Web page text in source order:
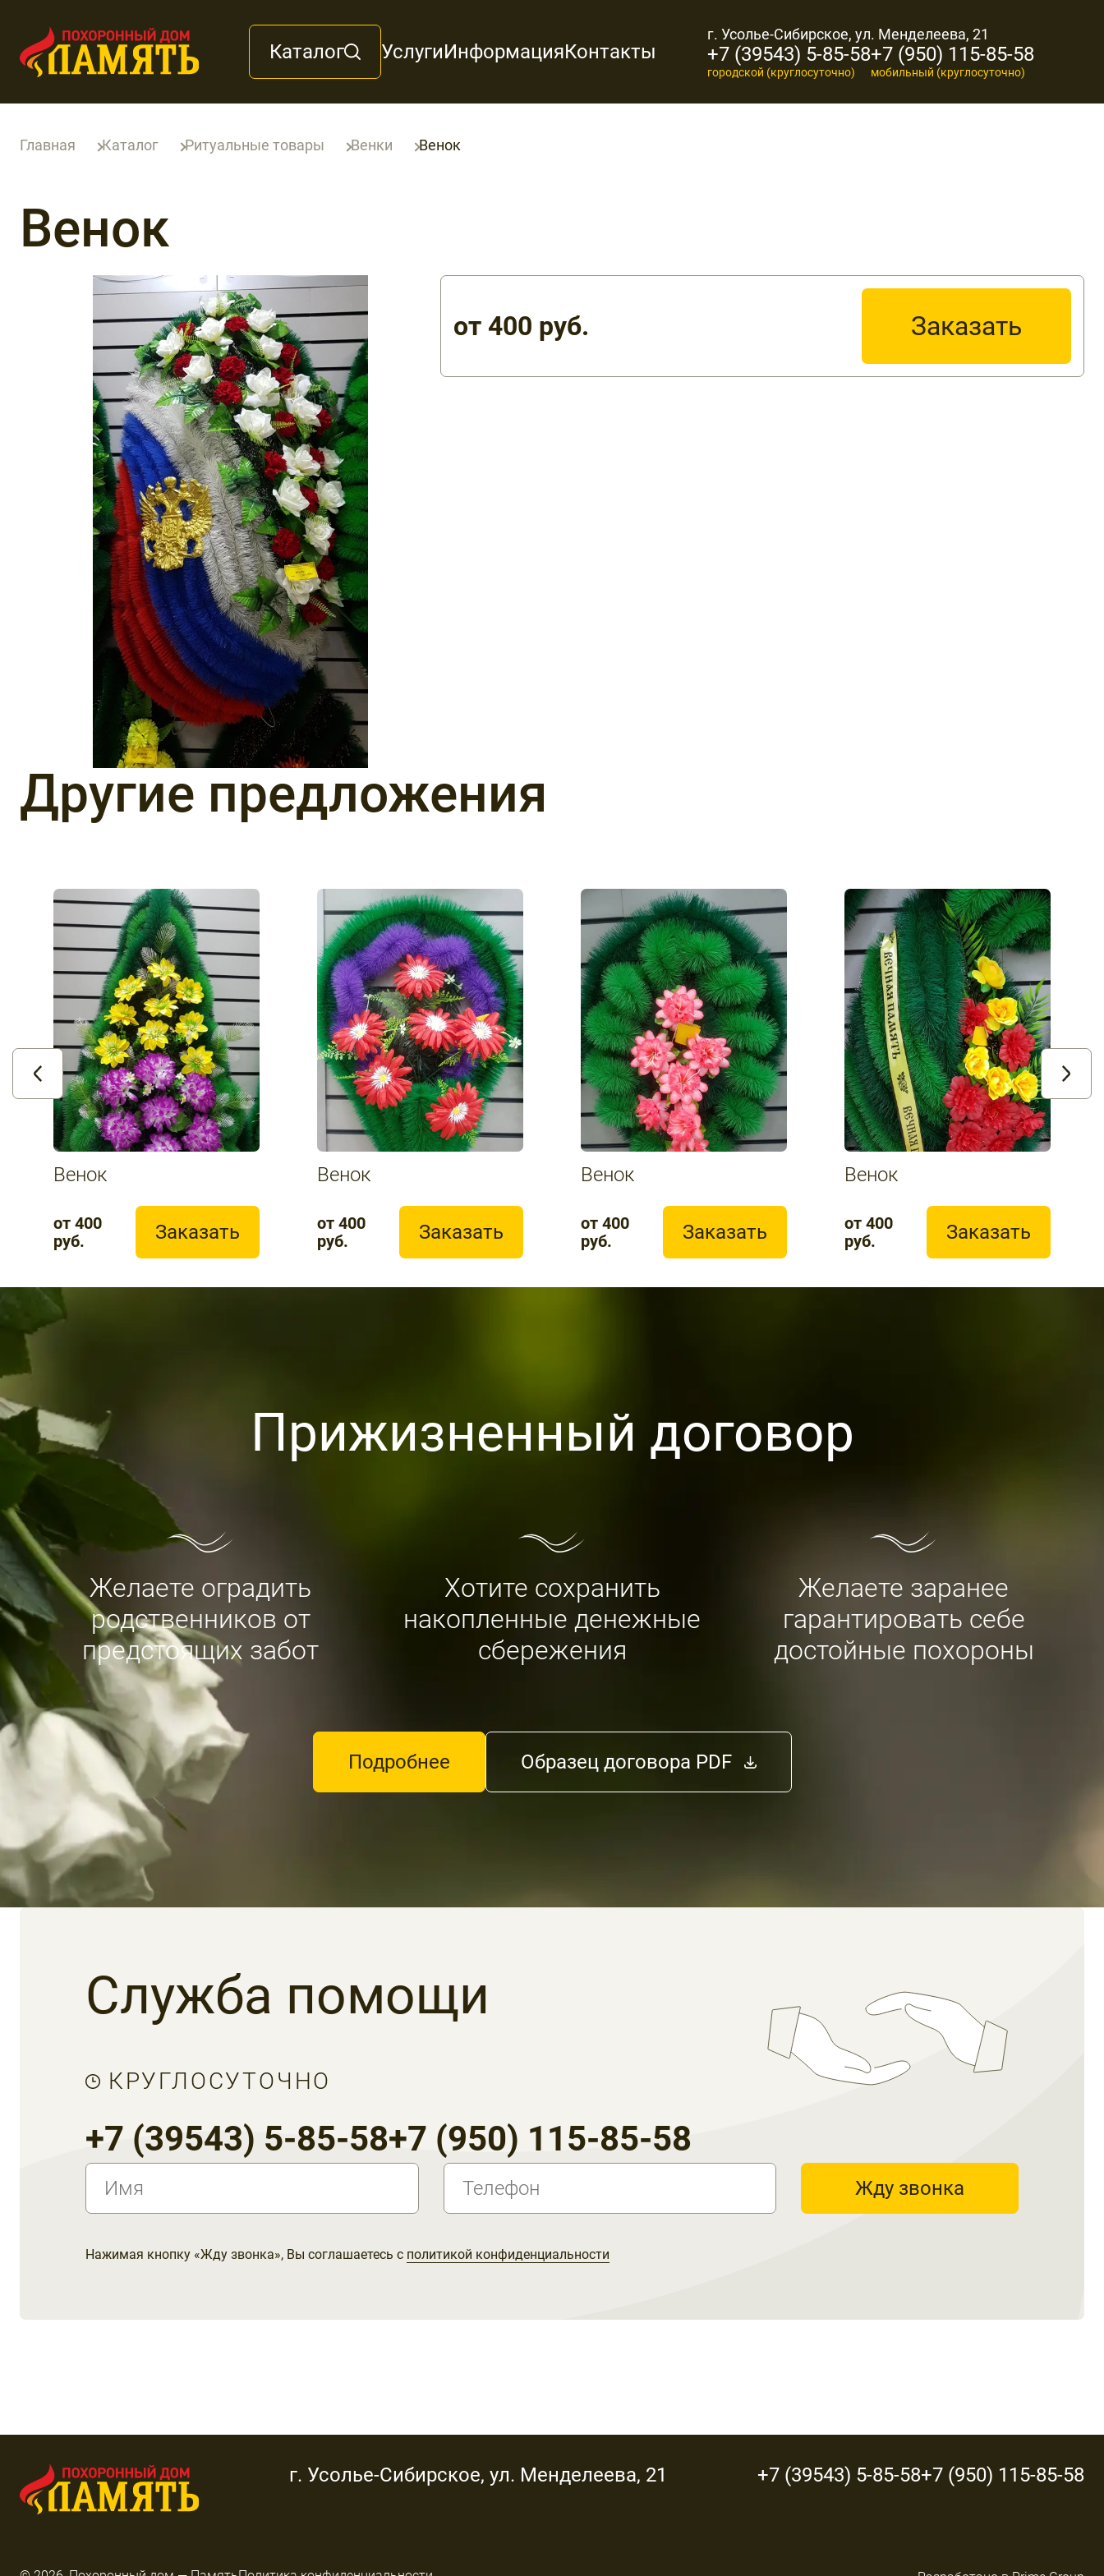
Каталог УслугиИнформацияКонтакты
г. Усолье-Сибирское, ул. Менделеева, 21
+7 (39543) 5-85-58
городской (круглосуточно)
+7 (950) 115-85-58
мобильный (круглосуточно)
Главная Каталог Ритуальные товары Венки Венок
Венок
от 400 руб. Заказать
Другие предложения
Венок
от 400
руб.
Заказать
Венок
от 400
руб.
Заказать
Венок
от 400
руб.
Заказать
Венок
от 400
руб.
Заказать
Прижизненный договор
Желаете оградить
родственников от
предстоящих забот
Хотите сохранить
накопленные денежные
сбережения
Желаете заранее
гарантировать себе
достойные похороны
Подробнее Образец договора PDF
Служба помощи
КРУГЛОСУТОЧНО
+7 (39543) 5-85-58+7 (950) 115-85-58
Жду звонка
Нажимая кнопку «Жду звонка», Вы соглашаетесь с политикой конфиденциальности
г. Усолье-Сибирское, ул. Менделеева, 21 +7 (39543) 5-85-58+7 (950) 115-85-58